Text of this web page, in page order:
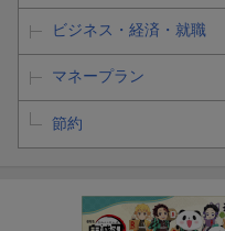
★『小型株集中投資で1億円
★『投資をしながら自由に生
★『世界の富裕層がお金を増
★『10万円から始める！ 割安
★『割安成長株で2億円 実践
★『どん底サラリーマンが株
更新日：2026年07月10日
ビジネス・経済・就職
マネープラン
節約